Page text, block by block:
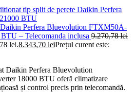
Daikin Perfera Bluevolution FTXM50A-
– Telecomanda inclusa 9.270,78lei
lei.8.343,70 leiPrețul curent este:
Daikin Perfera Bluevolution
18000 BTU oferă climatizare
și control precis prin telecomandă.